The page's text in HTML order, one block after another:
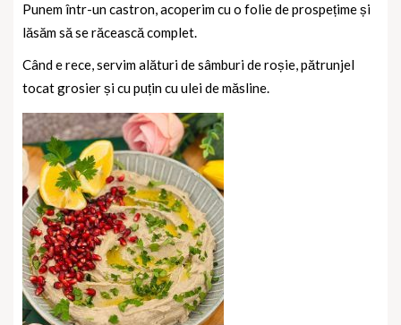
Punem într-un castron, acoperim cu o folie de prospețime și
lăsăm să se răcească complet.
Când e rece, servim alături de sâmburi de roșie, pătrunjel
tocat grosier și cu puțin cu ulei de măsline.